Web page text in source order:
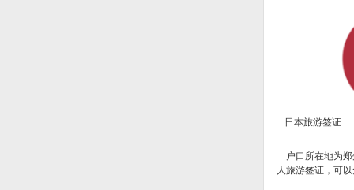
日本旅游签证
户口所在地为
人旅游签证，可